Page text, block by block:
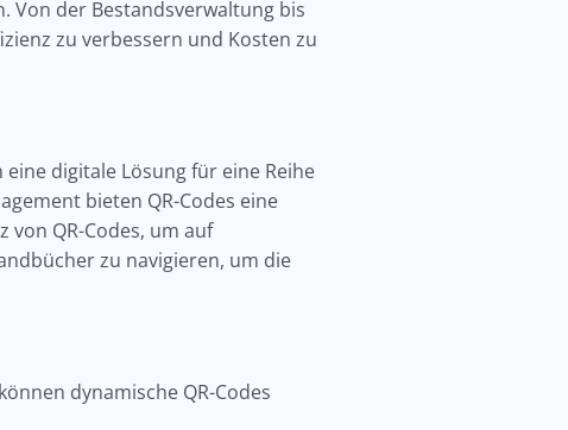
Von der Bestandsverwaltung bis
zu verbessern und Kosten zu
digitale Lösung für eine Reihe
bieten QR-Codes eine
von QR-Codes, um auf
zu navigieren, um die
dynamische QR-Codes